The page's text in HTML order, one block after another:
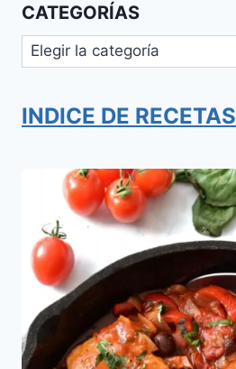
CATEGORÍAS
Categorías
INDICE DE RECETAS
Pescado
salsa
de
Tomate
Pimientos